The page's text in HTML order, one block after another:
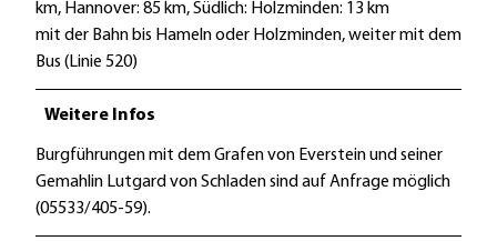
km, Hannover: 85 km, Südlich: Holzminden: 13 km
mit der Bahn bis Hameln oder Holzminden, weiter mit dem
Bus (Linie 520)
Weitere Infos
Burgführungen mit dem Grafen von Everstein und seiner
Gemahlin Lutgard von Schladen sind auf Anfrage möglich
(05533/405-59).